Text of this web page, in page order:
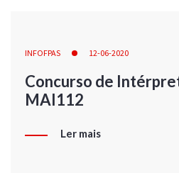
INFOFPAS 12-06-2020
Concurso de
MAI112
Ler mais